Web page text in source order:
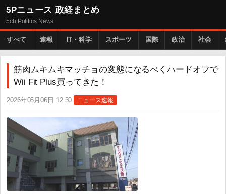
5Pニュース 政経まとめ
5ch Politics News
すべて 速報 IT・科学 スポーツ 国際 政治 社会
筋肉ムキムキマッチョの変態になるべくハードオフで
Wii Fit Plus買ってきた！
2026年05月06日 12:30 ニュース速報